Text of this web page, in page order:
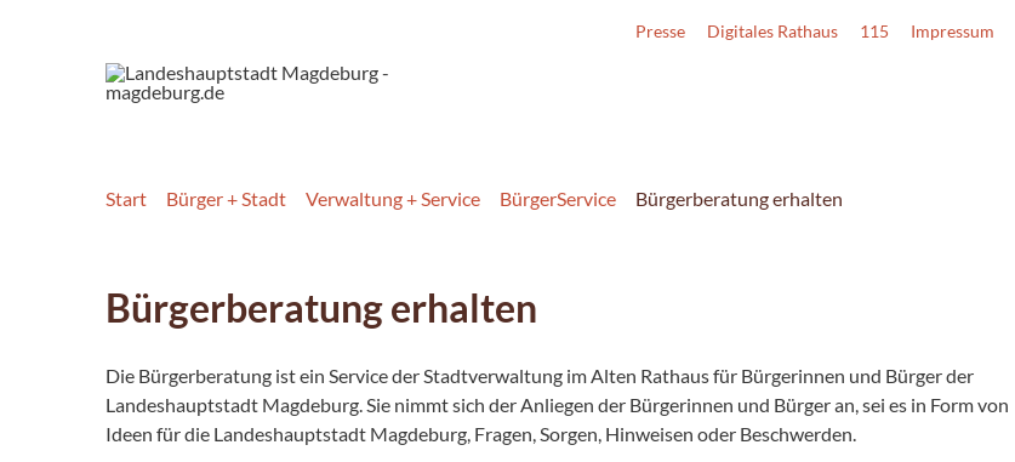
Presse Digitales Rathaus 115 Impressum
Start Bürger + Stadt Verwaltung + Service BürgerService Bürgerberatung erhalten
Bürgerberatung erhalten
Die Bürgerberatung ist ein Service der Stadtverwaltung im Alten Rathaus für Bürgerinnen und Bürger der
Landeshauptstadt Magdeburg. Sie nimmt sich der Anliegen der Bürgerinnen und Bürger an, sei es in Form von
Ideen für die Landeshauptstadt Magdeburg, Fragen, Sorgen, Hinweisen oder Beschwerden.